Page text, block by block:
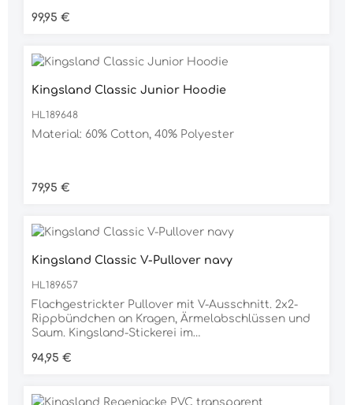
Wärme kann es kaum bequemer werden.Unsere
zu wählen.Unsere Unisex-Artikel können etwas
kleiner als üblich zu wählen.Material60%
Regulärer Preis:
99,95 €
Kingsland Classic Junior Hoodie
HL189648
Material: 60% Cotton, 40% Polyester
Regulärer Preis:
79,95 €
Kingsland Classic V-Pullover navy
HL189657
Flachgestrickter Pullover mit V-Ausschnitt. 2x2-
Rippbündchen an Kragen, Ärmelabschlüssen und
Saum. Kingsland-Stickerei im
seitlich am linken Saum.Material80% Cotton
Regulärer Preis:
94,95 €